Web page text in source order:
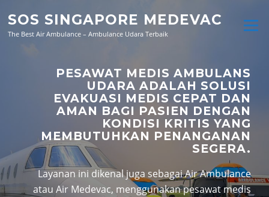
content
SOS SINGAPORE MEDEVAC
The Best Air Ambulance – Ambulance Udara Terbaik
Menu
PESAWAT MEDIS AMBULANS
UDARA ADALAH SOLUSI
EVAKUASI MEDIS CEPAT DAN
AMAN BAGI PASIEN DENGAN
KONDISI KRITIS YANG
MEMBUTUHKAN PENANGANAN
SEGERA.
Layanan ini dikenal juga sebagai Air Ambulance
atau Air Medevac, menggunakan pesawat medis